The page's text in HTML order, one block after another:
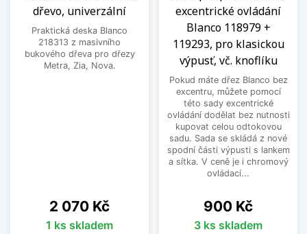
dřevo, univerzální
Praktická deska Blanco
218313 z masivního
bukového dřeva pro dřezy
Metra, Zia, Nova.
Cena
2 070 Kč
1 ks skladem
excentrické ovládání
Blanco 118979 +
119293, pro klasickou
výpusť, vč. knoflíku
Pokud máte dřez Blanco bez
excentru, můžete pomocí
této sady excentrické
ovládání dodělat bez nutnosti
kupovat celou odtokovou
sadu. Sada se skládá z nové
spodní části výpusti s lankem
a sítka. V ceně je i chromový
ovládací...
Cena
900 Kč
3 ks skladem